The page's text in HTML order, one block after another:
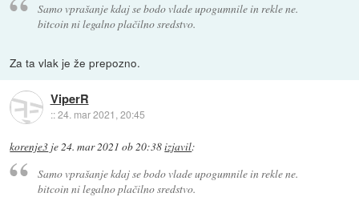
Samo vprašanje kdaj se bodo vlade upogumnile in rekle ne.
bitcoin ni legalno plačilno sredstvo.
Za ta vlak je že prepozno.
ViperR
::24. mar 2021, 20:45
korenje3 je24. mar 2021 ob 20:38izjavil:
Samo vprašanje kdaj se bodo vlade upogumnile in rekle ne.
bitcoin ni legalno plačilno sredstvo.